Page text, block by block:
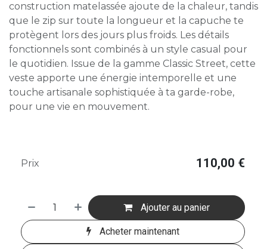
construction matelassée ajoute de la chaleur, tandis
que le zip sur toute la longueur et la capuche te
protègent lors des jours plus froids. Les détails
fonctionnels sont combinés à un style casual pour
le quotidien. Issue de la gamme Classic Street, cette
veste apporte une énergie intemporelle et une
touche artisanale sophistiquée à ta garde-robe,
pour une vie en mouvement.
Ajouter au panier
Acheter maintenant
Prix 110,00 €